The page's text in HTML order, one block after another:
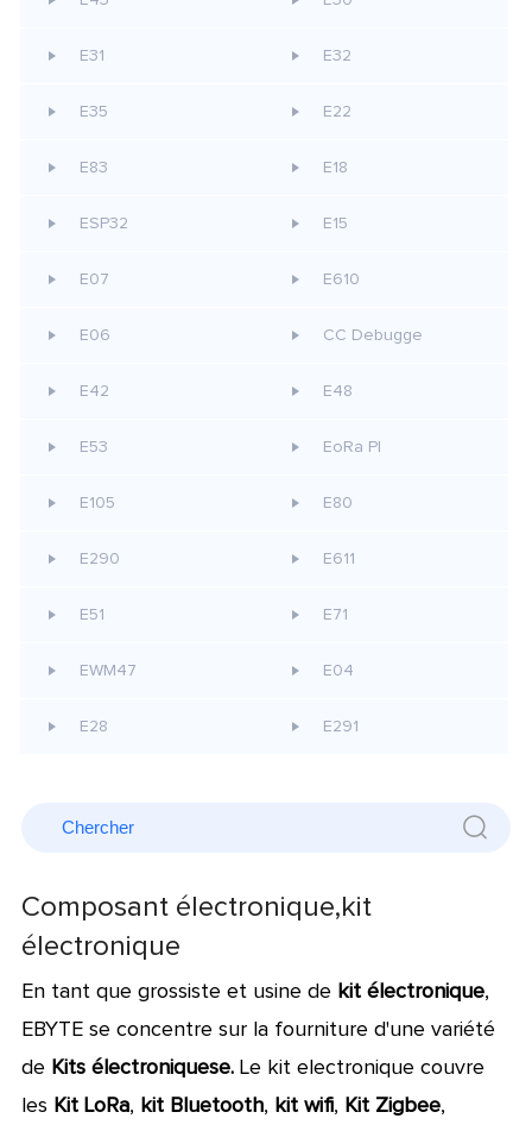
E31 E32
E35 E22
E83 E18
ESP32 E15
E07 E610
E06 CC Debugge
E42 E48
E53 EoRa PI
E105 E80
E290 E611
E51 E71
EWM47 E04
E28 E291
Composant électronique,kit
électronique
En tant que grossiste et usine de kit électronique,
EBYTE se concentre sur la fourniture d'une variété
de Kits électroniquese.Le kit electronique couvre
les Kit LoRa, kit Bluetooth, kit wifi, Kit Zigbee,